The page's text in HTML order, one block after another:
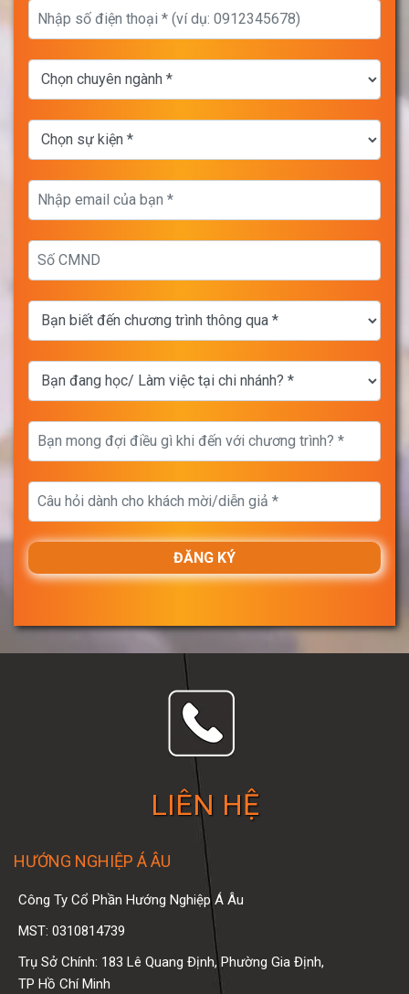
LIÊN HỆ
HƯỚNG NGHIỆP Á ÂU
Công Ty Cổ Phần Hướng Nghiệp Á Âu
MST: 0310814739
Trụ Sở Chính: 183 Lê Quang Định, Phường Gia Định,
TP Hồ Chí Minh